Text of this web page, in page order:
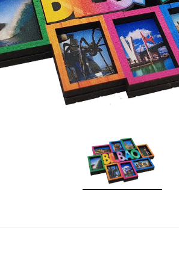
Haga Click para agrandar